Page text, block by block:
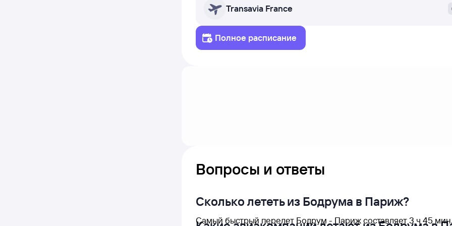
Transavia France
Полное расписание
Вопросы и ответы
Сколько лететь из Бодрума в Париж?
Самый быстрый перелет Бодрум - Париж составляет 3 ч 45 мин.